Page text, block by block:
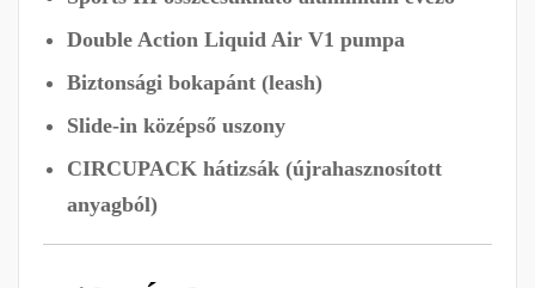
Double Action Liquid Air V1 pumpa
Biztonsági bokapánt (leash)
Slide-in középső uszony
CIRCUPACK hátizsák (újrahasznosított
anyagból)